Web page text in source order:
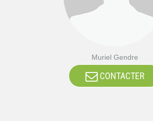
Muriel Gendre
CONTACTER